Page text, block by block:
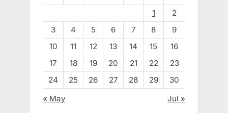
1
2
3
4 5 6 7 8
9
10
11 12 13 14 15
16
17
18 19 20 21 22
23
24
25 26 27 28 29
30
« May
Jul »